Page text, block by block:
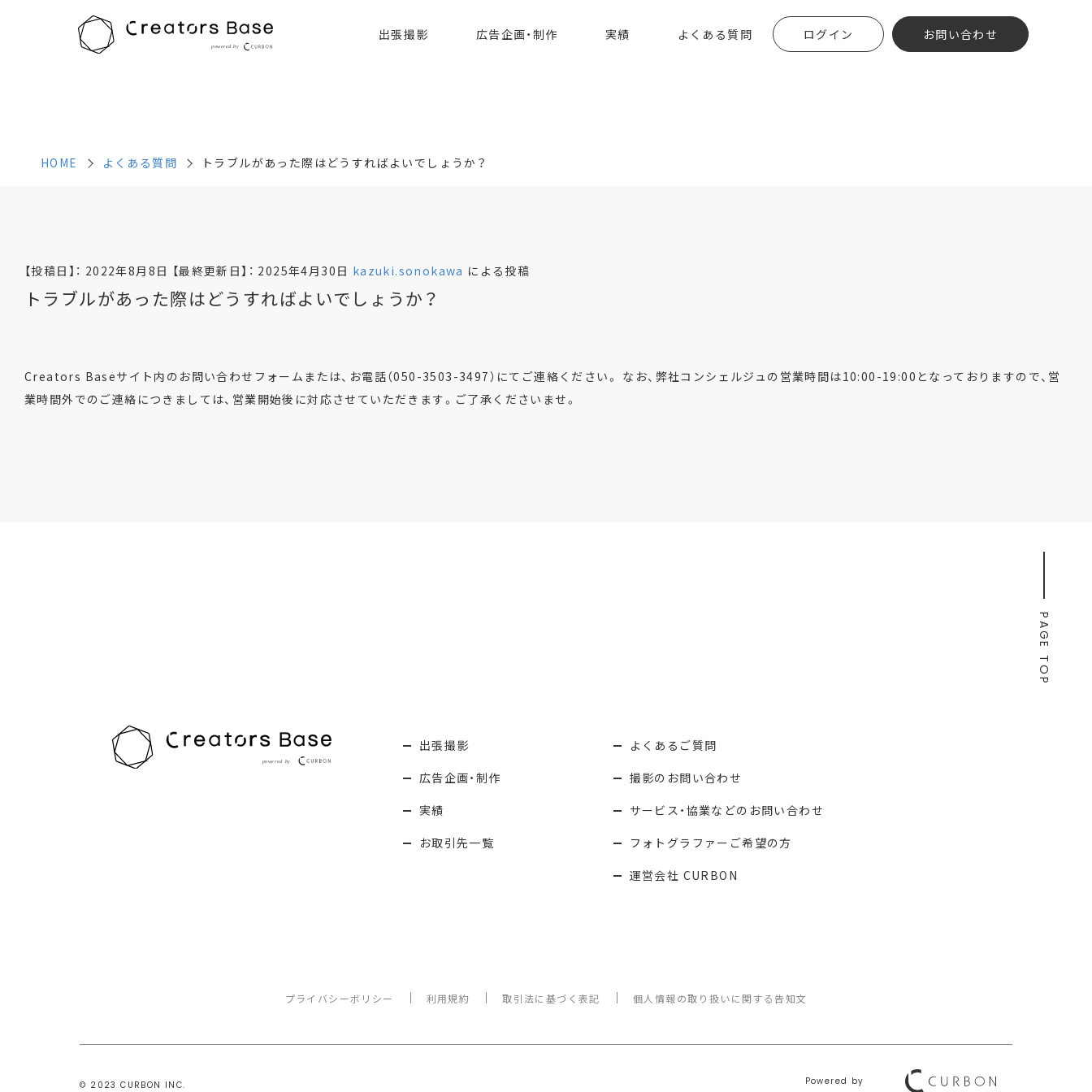
出張撮影 広告企画・制作 実績 よくある質問 ログイン お問い合わせ
よくある質問 トラブルがあった際はどうすればよいでしょうか？
HOME よくある質問 トラブルがあった際はどうすればよいでしょうか？
【投稿日】： 2022年8月8日 【最終更新日】： 2025年4月30日 kazuki.sonokawa による投稿
トラブルがあった際はどうすればよいでしょうか？
Creators Baseサイト内のお問い合わせフォームまたは、お電話（050-3503-3497）にてご連絡ください。 なお、弊社コンシェルジュの営業時間は10:00-19:00となっておりますので、営
業時間外でのご連絡につきましては、営業開始後に対応させていただきます。ご了承くださいませ。
PAGE TOP
出張撮影
広告企画・制作
実績
お取引先一覧
よくあるご質問
撮影のお問い合わせ
サービス・協業などのお問い合わせ
フォトグラファーご希望の方
運営会社 CURBON
プライバシーボリシー 利用規約 取引法に基づく表記 個人情報の取り扱いに関する告知文
©️ 2023 CURBON INC. Powered by